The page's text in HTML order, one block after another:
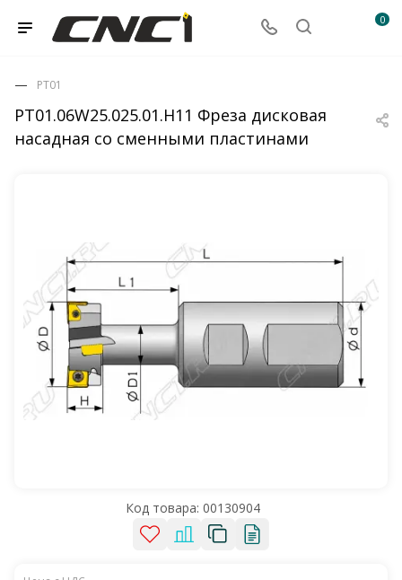
0
PT01.06W25.025.01.H11 Фреза дисковая
насадная со сменными пластинами
PT01
Код товара: 00130904